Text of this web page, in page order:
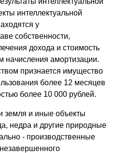
интеллектуальной
у
собственности,
дохода и стоимость
начисления амортизации.
признается имущество
более 12 месяцев
более 10 000 рублей.
земля и иные объекты
недра и другие природные
- производственные